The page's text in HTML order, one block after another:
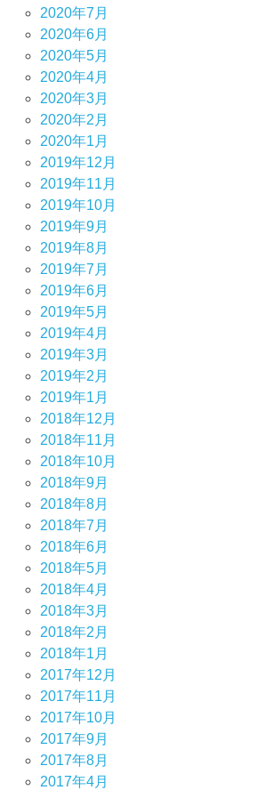
2020年7月
2020年6月
2020年5月
2020年4月
2020年3月
2020年2月
2020年1月
2019年12月
2019年11月
2019年10月
2019年9月
2019年8月
2019年7月
2019年6月
2019年5月
2019年4月
2019年3月
2019年2月
2019年1月
2018年12月
2018年11月
2018年10月
2018年9月
2018年8月
2018年7月
2018年6月
2018年5月
2018年4月
2018年3月
2018年2月
2018年1月
2017年12月
2017年11月
2017年10月
2017年9月
2017年8月
2017年4月